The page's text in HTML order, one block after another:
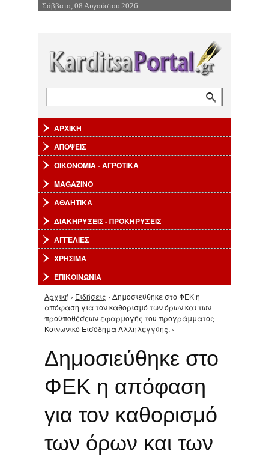
Επιστροφή στην Πλοήγηση
Σάββατο, 08 Αυγούστου 2026
ΑΡΧΙΚΗ
ΑΠΟΨΕΙΣ
ΟΙΚΟΝΟΜΙΑ - ΑΓΡΟΤΙΚΑ
MAGAZINO
ΑΘΛΗΤΙΚΑ
ΔΙΑΚΗΡΥΞΕΙΣ - ΠΡΟΚΗΡΥΞΕΙΣ
ΑΓΓΕΛΙΕΣ
ΧΡΗΣΙΜΑ
ΕΠΙΚΟΙΝΩΝΙΑ
Είστε εδώ
Αρχική › Ειδήσεις › Δημοσιεύθηκε στο ΦΕΚ η
απόφαση για τον καθορισμό των όρων και των
προϋποθέσεων εφαρμογής του προγράμματος
Κοινωνικό Εισόδημα Αλληλεγγύης. ›
Δημοσιεύθηκε στο
ΦΕΚ η απόφαση
για τον καθορισμό
των όρων και των